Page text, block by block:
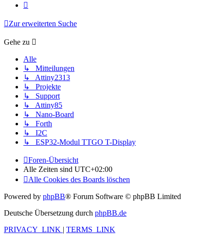
Zur erweiterten Suche
Gehe zu
Alle
↳ Mitteilungen
↳ Attiny2313
↳ Projekte
↳ Support
↳ Attiny85
↳ Nano-Board
↳ Forth
↳ I2C
↳ ESP32-Modul TTGO T-Display
Foren-Übersicht
Alle Zeiten sind UTC+02:00
Alle Cookies des Boards löschen
Powered by phpBB® Forum Software © phpBB Limited
Deutsche Übersetzung durch phpBB.de
PRIVACY_LINK
TERMS_LINK